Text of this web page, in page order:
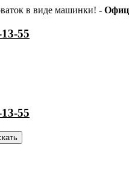
в виде машинки! -
55
55